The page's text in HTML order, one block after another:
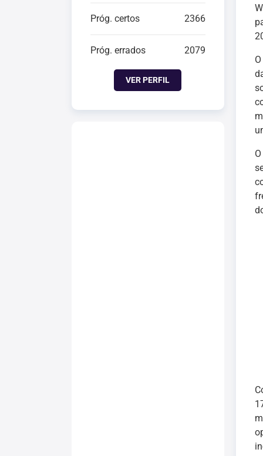
Próg. certos 2366
Próg. errados 2079
VER PERFIL
O